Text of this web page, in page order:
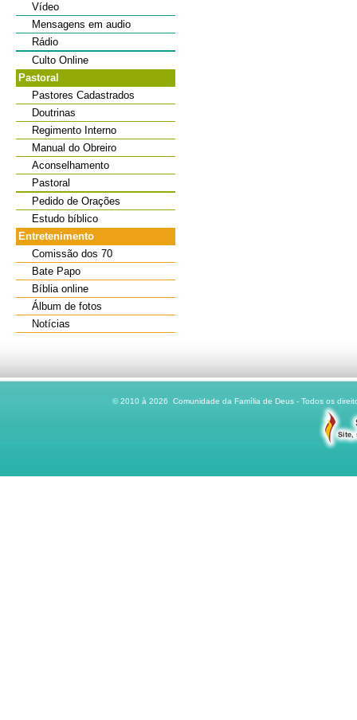
Vídeo
Mensagens em audio
Rádio
Culto Online
Pastoral
Pastores Cadastrados
Doutrinas
Regimento Interno
Manual do Obreiro
Aconselhamento
Pastoral
Pedido de Orações
Estudo bíblico
Entretenimento
Comissão dos 70
Bate Papo
Bíblia online
Álbum de fotos
Notícias
© 2010 à 2026 Comunidade da Família de Deus - Todos os